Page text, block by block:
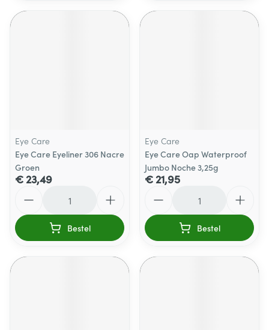
Eye Care
Eye Care Eyeliner 306 Nacre
Groen
€ 23,49
Bestel
Eye Care
Eye Care Oap Waterproof
Jumbo Noche 3,25g
€ 21,95
Bestel